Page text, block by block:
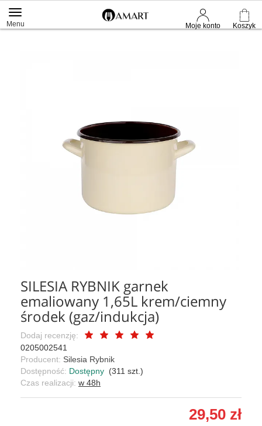
Moje konto Koszyk
Menu
SILESIA RYBNIK garnek
emaliowany 1,65L krem/ciemny
środek (gaz/indukcja)
Dodaj recenzję:
0205002541
Producent: Silesia Rybnik
Dostępność: Dostępny (311 szt.)
Czas realizacji: w 48h
29,50 zł